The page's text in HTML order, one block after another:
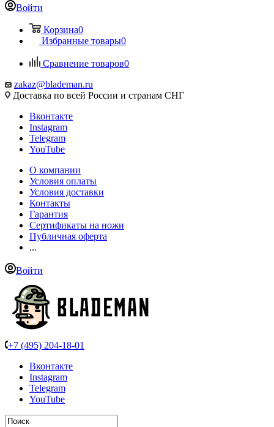
Войти
Корзина0
Избранные товары0
Сравнение товаров0
zakaz@blademan.ru
Доставка по всей России и странам СНГ
Вконтакте
Instagram
Telegram
YouTube
О компании
Условия оплаты
Условия доставки
Контакты
Гарантия
Сертификаты на ножи
Публичная оферта
...
Войти
+7 (495) 204-18-01
Вконтакте
Instagram
Telegram
YouTube